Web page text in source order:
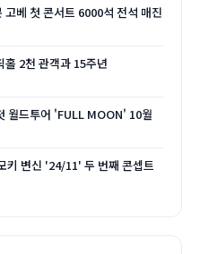
고베 첫 콘서트 6000석 전석 매진
홀 2천 관객과 15주년
월드투어 'FULL MOON' 10월
키 변신 '24/11' 두 번째 콘셉트